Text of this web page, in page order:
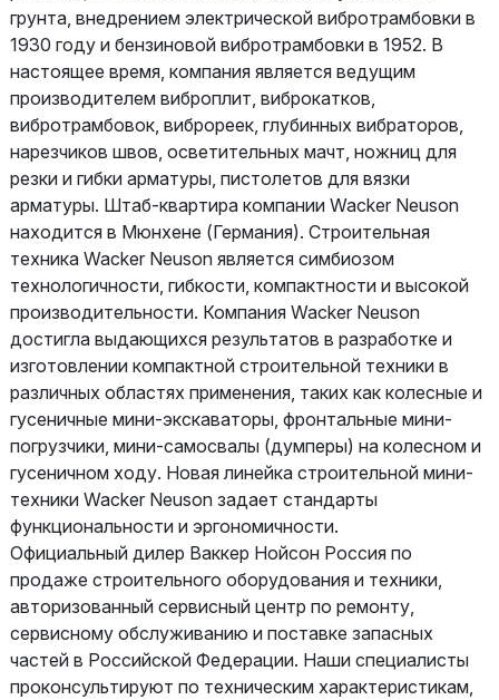
грунта, внедрением электрической вибротрамбовки в
1930 году и бензиновой вибротрамбовки в 1952. В
настоящее время, компания является ведущим
производителем виброплит, виброкатков,
вибротрамбовок, виброреек, глубинных вибраторов,
нарезчиков швов, осветительных мачт, ножниц для
резки и гибки арматуры, пистолетов для вязки
арматуры. Штаб-квартира компании Wacker Neuson
находится в Мюнхене (Германия). Строительная
техника Wacker Neuson является симбиозом
технологичности, гибкости, компактности и высокой
производительности. Компания Wacker Neuson
достигла выдающихся результатов в разработке и
изготовлении компактной строительной техники в
различных областях применения, таких как колесные и
гусеничные мини-экскаваторы, фронтальные мини-
погрузчики, мини-самосвалы (думперы) на колесном и
гусеничном ходу. Новая линейка строительной мини-
техники Wacker Neuson задает стандарты
функциональности и эргономичности.
Официальный дилер Ваккер Нойсон Россия по
продаже строительного оборудования и техники,
авторизованный сервисный центр по ремонту,
сервисному обслуживанию и поставке запасных
частей в Российской Федерации. Наши специалисты
проконсультируют по техническим характеристикам,